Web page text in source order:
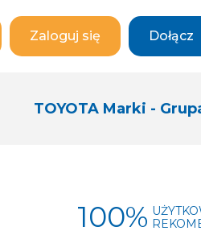
Zaloguj się Dołącz
TOYOTA Marki -
100%